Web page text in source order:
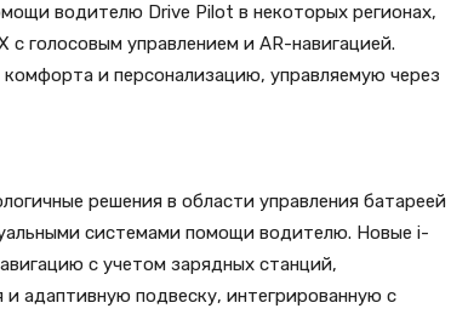
водителю Drive Pilot в некоторых регионах,
голосовым управлением и AR-навигацией.
и персонализацию, управляемую через
решения в области управления батареей
системами помощи водителю. Новые i-
с учетом зарядных станций,
адаптивную подвеску, интегрированную с